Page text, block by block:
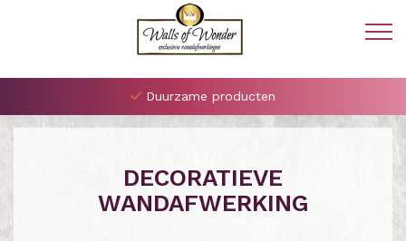
Duurzame producten
DECORATIEVE
WANDAFWERKING